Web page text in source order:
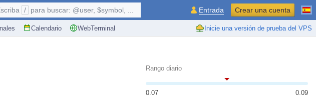
Calendario WebTerminal Inicie una versión de prueba del VPS
/ para buscar: @user, $symbol, ... Entrada Crear una cuenta
Rango diario
0.07 0.09